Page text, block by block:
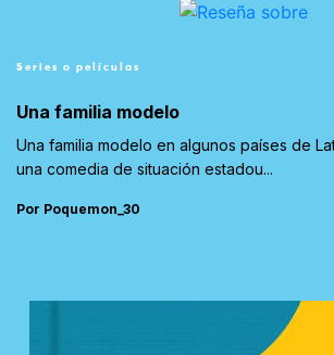
Series o películas
Una familia modelo
Una familia modelo en algunos países de
una comedia de situación estadou...
Por Poquemon_30